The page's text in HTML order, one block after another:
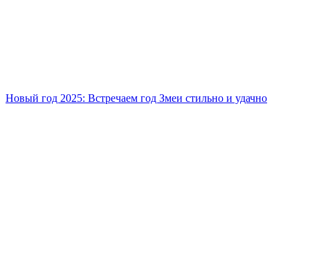
Новый год 2025: Встречаем год Змеи стильно и удачно